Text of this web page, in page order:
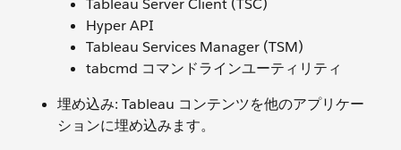
Tableau Server Client (TSC)
Hyper API
Tableau Services Manager (TSM)
tabcmd コマンドラインユーティリティ
埋め込み: Tableau コンテンツを他のアプリケー
ションに埋め込みます。